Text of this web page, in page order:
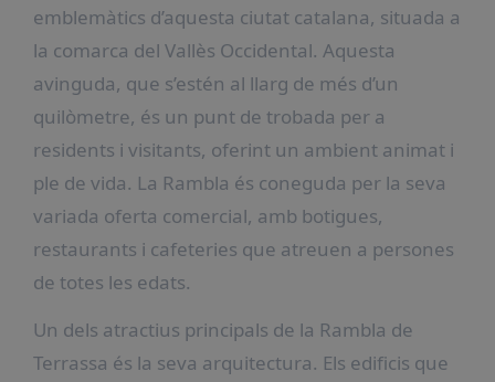
emblemàtics d’aquesta ciutat catalana, situada a
la comarca del Vallès Occidental. Aquesta
avinguda, que s’estén al llarg de més d’un
quilòmetre, és un punt de trobada per a
residents i visitants, oferint un ambient animat i
ple de vida. La Rambla és coneguda per la seva
variada oferta comercial, amb botigues,
restaurants i cafeteries que atreuen a persones
de totes les edats.
Un dels atractius principals de la Rambla de
Terrassa és la seva arquitectura. Els edificis que